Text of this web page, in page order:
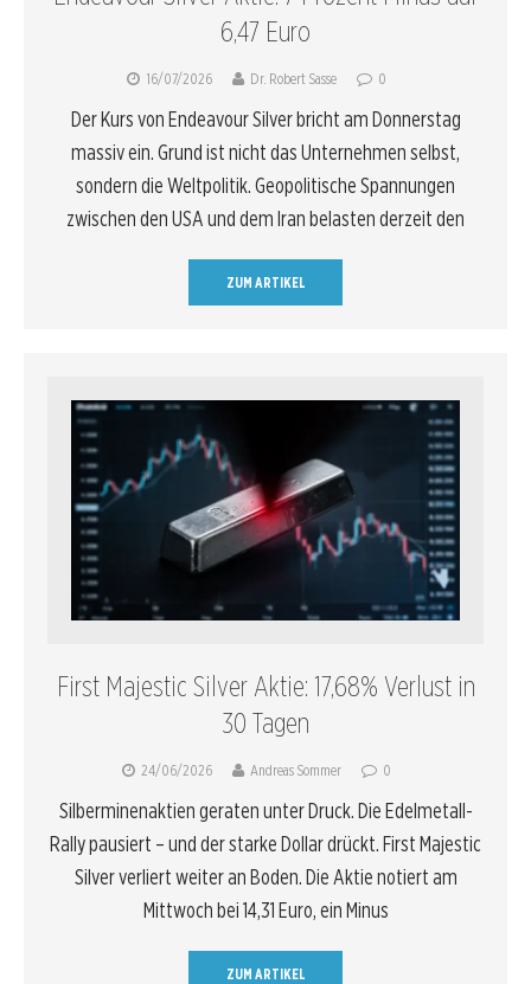
6,47 Euro
16/07/2026 Dr. Robert Sasse 0
Der Kurs von Endeavour Silver bricht am Donnerstag
massiv ein. Grund ist nicht das Unternehmen selbst,
sondern die Weltpolitik. Geopolitische Spannungen
zwischen den USA und dem Iran belasten derzeit den
ZUM ARTIKEL
First Majestic Silver Aktie: 17,68% Verlust in
30 Tagen
24/06/2026 Andreas Sommer 0
Silberminenaktien geraten unter Druck. Die Edelmetall-
Rally pausiert – und der starke Dollar drückt. First Majestic
Silver verliert weiter an Boden. Die Aktie notiert am
Mittwoch bei 14,31 Euro, ein Minus
ZUM ARTIKEL